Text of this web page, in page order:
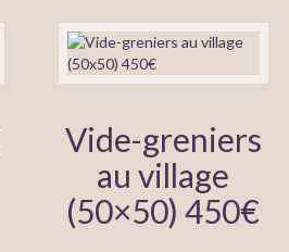
Vide-greniers
au village
(50×50) 450€